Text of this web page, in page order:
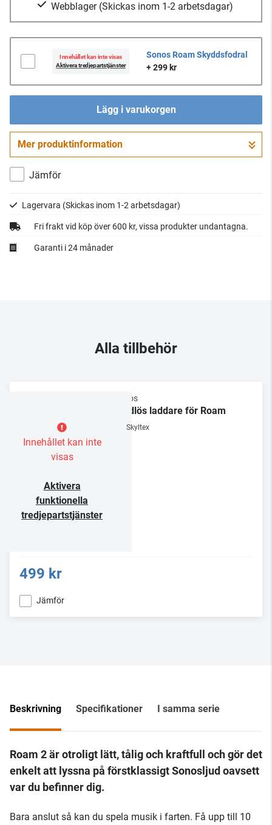
Webblager (Skickas inom 1-2 arbetsdagar)
Innehållet kan inte visas
Aktivera tredjepartstjänster
Sonos Roam Skyddsfodral
+ 299 kr
Lägg i varukorgen
Gå till kassan
Mer produktinformation
Jämför
Lagervara (Skickas inom 1-2 arbetsdagar)
Fri frakt vid köp över 600 kr, vissa produkter undantagna.
Garanti i 24 månader
Alla tillbehör
Innehållet kan inte
visas
Aktivera
funktionella
tredjepartstjänster
Sonos
Trådlös laddare för Roam
Skyltex
499 kr
Jämför
Beskrivning Specifikationer I samma serie
Roam 2 är otroligt lätt, tålig och kraftfull och gör det
enkelt att lyssna på förstklassigt Sonosljud oavsett
var du befinner dig.
Bara anslut så kan du spela musik i farten. Få upp till 10